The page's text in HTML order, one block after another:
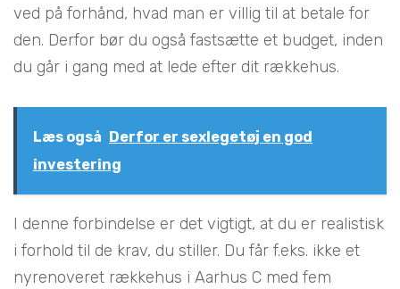
ved på forhånd, hvad man er villig til at betale for
den. Derfor bør du også fastsætte et budget, inden
du går i gang med at lede efter dit rækkehus.
Læs også
Derfor er sexlegetøj en god
investering
I denne forbindelse er det vigtigt, at du er realistisk
i forhold til de krav, du stiller. Du får f.eks. ikke et
nyrenoveret rækkehus i Aarhus C med fem